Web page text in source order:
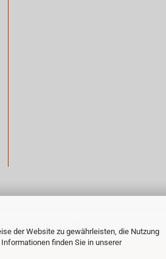
der Website zu gewährleisten, die Nutzung
finden Sie in unserer
Gambio.de © 2026